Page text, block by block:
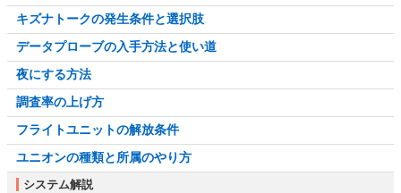
キズナトークの発生条件と選択肢
データプローブの入手方法と使い道
夜にする方法
調査率の上げ方
フライトユニットの解放条件
ユニオンの種類と所属のやり方
システム解説